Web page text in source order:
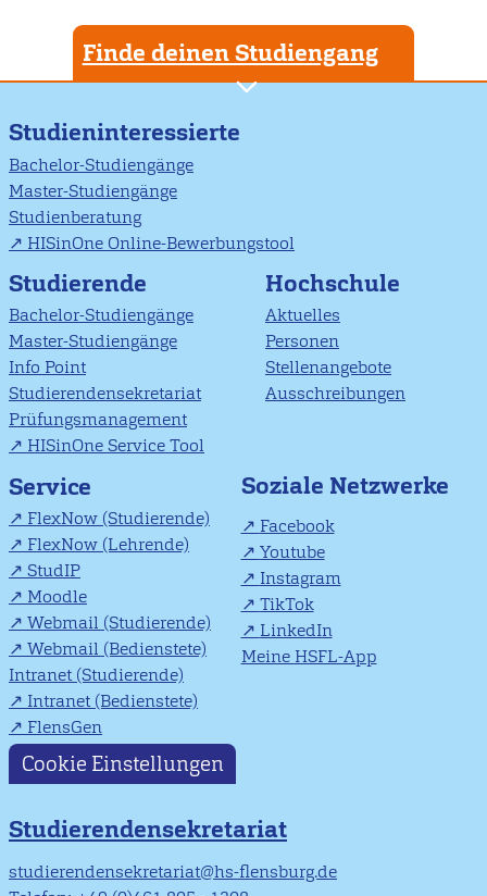
Finde deinen Studiengang
Studieninteressierte
Bachelor-Studiengänge
Master-Studiengänge
Studienberatung
HISinOne Online-Bewerbungstool
Studierende
Bachelor-Studiengänge
Master-Studiengänge
Info Point
Studierendensekretariat
Prüfungsmanagement
HISinOne Service Tool
Hochschule
Aktuelles
Personen
Stellenangebote
Ausschreibungen
Service
FlexNow (Studierende)
FlexNow (Lehrende)
StudIP
Moodle
Webmail (Studierende)
Webmail (Bedienstete)
Intranet (Studierende)
Intranet (Bedienstete)
FlensGen
Soziale Netzwerke
Facebook
Youtube
Instagram
TikTok
LinkedIn
Meine HSFL-App
Cookie Einstellungen
Studierendensekretariat
studierendensekretariat@hs-flensburg.de